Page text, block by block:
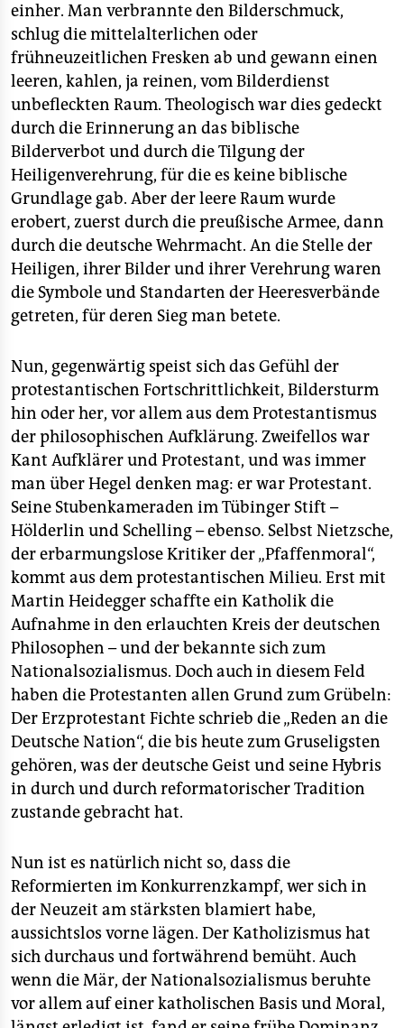
einher. Man verbrannte den Bilderschmuck,
schlug die mittelalterlichen oder
frühneuzeitlichen Fresken ab und gewann einen
leeren, kahlen, ja reinen, vom Bilderdienst
unbefleckten Raum. Theologisch war dies gedeckt
durch die Erinnerung an das biblische
Bilderverbot und durch die Tilgung der
Heiligenverehrung, für die es keine biblische
Grundlage gab. Aber der leere Raum wurde
erobert, zuerst durch die preußische Armee, dann
durch die deutsche Wehrmacht. An die Stelle der
Heiligen, ihrer Bilder und ihrer Verehrung waren
die Symbole und Standarten der Heeresverbände
getreten, für deren Sieg man betete.
Nun, gegenwärtig speist sich das Gefühl der
protestantischen Fortschrittlichkeit, Bildersturm
hin oder her, vor allem aus dem Protestantismus
der philosophischen Aufklärung. Zweifellos war
Kant Aufklärer und Protestant, und was immer
man über Hegel denken mag: er war Protestant.
Seine Stubenkameraden im Tübinger Stift –
Hölderlin und Schelling – ebenso. Selbst Nietzsche,
der erbarmungslose Kritiker der „Pfaffenmoral“,
kommt aus dem protestantischen Milieu. Erst mit
Martin Heidegger schaffte ein Katholik die
Aufnahme in den erlauchten Kreis der deutschen
Philosophen – und der bekannte sich zum
Nationalsozialismus. Doch auch in diesem Feld
haben die Protestanten allen Grund zum Grübeln:
Der Erzprotestant Fichte schrieb die „Reden an die
Deutsche Nation“, die bis heute zum Gruseligsten
gehören, was der deutsche Geist und seine Hybris
in durch und durch reformatorischer Tradition
zustande gebracht hat.
Nun ist es natürlich nicht so, dass die
Reformierten im Konkurrenzkampf, wer sich in
der Neuzeit am stärksten blamiert habe,
aussichtslos vorne lägen. Der Katholizismus hat
sich durchaus und fortwährend bemüht. Auch
wenn die Mär, der Nationalsozialismus beruhte
vor allem auf einer katholischen Basis und Moral,